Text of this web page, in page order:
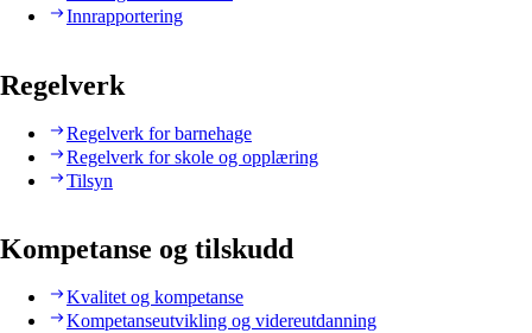
Innrapportering
Regelverk
Regelverk for barnehage
Regelverk for skole og opplæring
Tilsyn
Kompetanse og tilskudd
Kvalitet og kompetanse
Kompetanseutvikling og videreutdanning